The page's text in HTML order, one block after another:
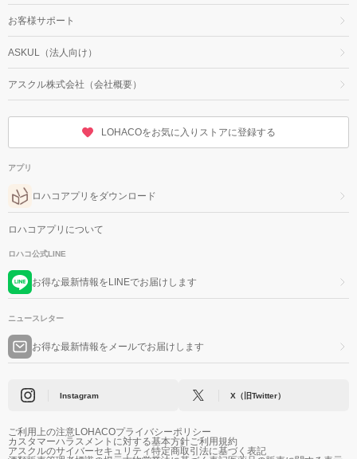
お客様サポート
ASKUL（法人向け）
アスクル株式会社（会社概要）
LOHACOをお気に入りストアに登録する
アプリ
ロハコアプリをダウンロード
ロハコアプリについて
ロハコ公式LINE
お得な最新情報をLINEでお届けします
ニュースレター
お得な最新情報をメールでお届けします
Instagram X（旧Twitter）
ご利用上の注意LOHACOプライバシーポリシー
カスタマーハラスメントに対する基本方針ご利用規約
アスクルのサイバーセキュリティ特定商取引法に基づく表記